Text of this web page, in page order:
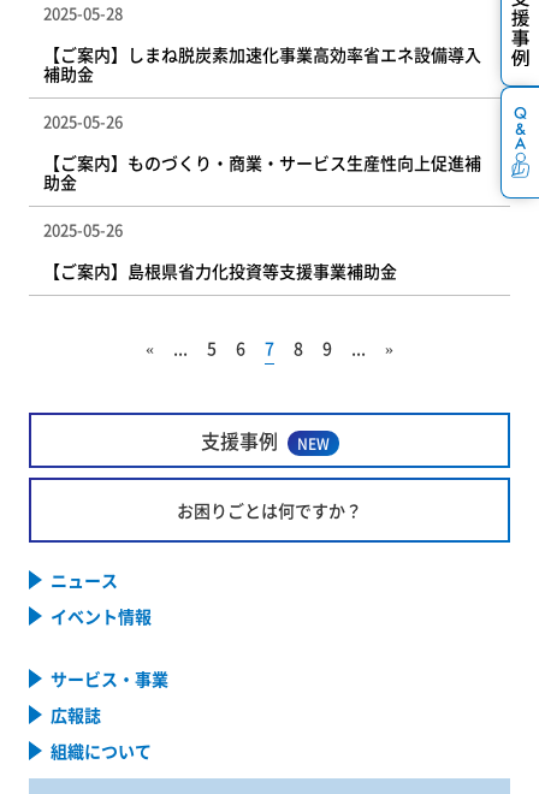
2025-05-28
【ご案内】しまね脱炭素加速化事業高効率省エネ設備導入
補助金
2025-05-26
【ご案内】ものづくり・商業・サービス生産性向上促進補
助金
2025-05-26
【ご案内】島根県省力化投資等支援事業補助金
« ... 5 6 7 8 9 ... »
支援事例 NEW
お困りごとは何ですか？
ニュース
イベント情報
サービス・事業
広報誌
組織について